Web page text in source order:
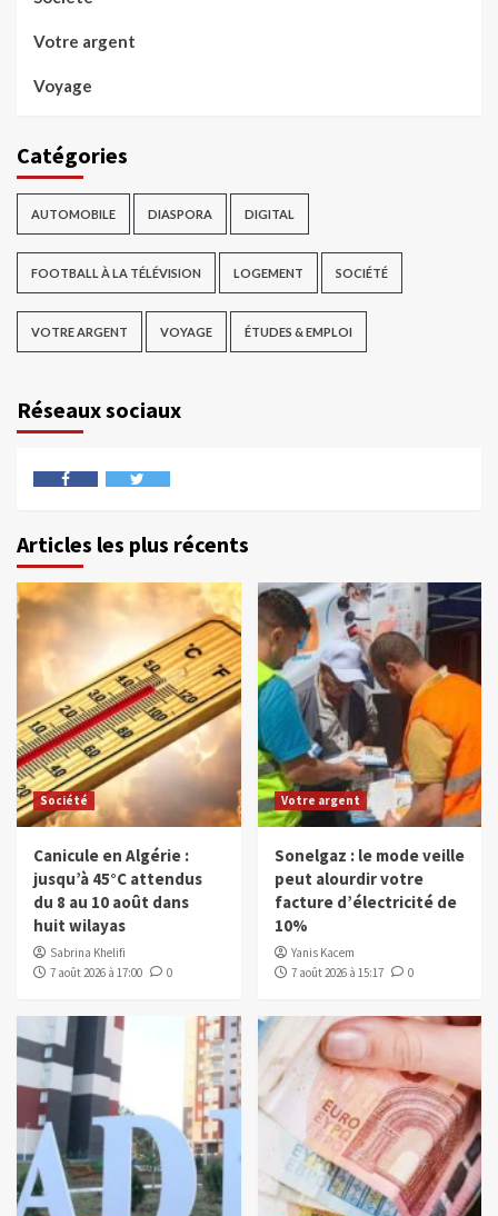
Votre argent
Voyage
Catégories
AUTOMOBILE DIASPORA DIGITAL
FOOTBALL À LA TÉLÉVISION LOGEMENT SOCIÉTÉ
VOTRE ARGENT VOYAGE ÉTUDES & EMPLOI
Réseaux sociaux
Articles les plus récents
Société
Canicule en Algérie :
jusqu’à 45°C attendus
du 8 au 10 août dans
huit wilayas
Sabrina Khelifi
7 août 2026 à 17:00
0
Votre argent
Sonelgaz : le mode veille
peut alourdir votre
facture d’électricité de
10%
Yanis Kacem
7 août 2026 à 15:17
0